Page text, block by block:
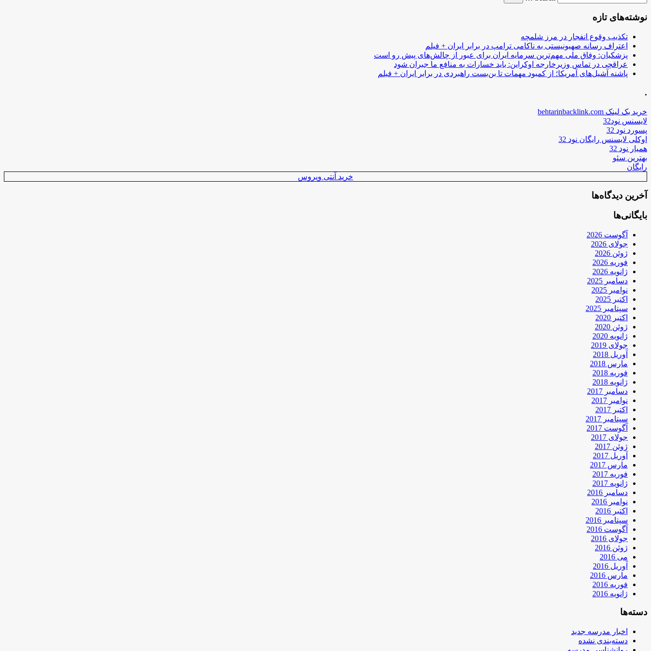
نوشته‌های تازه
تکذیب وقوع انفجار در مرز شلمچه
اعتراف رسانه صهیونیستی به ناکامی ترامپ در برابر ایران + فیلم
پزشکیان: وفاق ملی مهم‌ترین سرمایه ایران برای عبور از چالش‌های پیش رو است
عراقچی در تماس وزیرخارجه اوکراین: باید خسارات به منافع ما جبران شود
پاشنه آشیل‌های آمریکا؛ از کمبود مهمات تا بن‌بست راهبردی در برابر ایران + فیلم
.
خرید بک لینک behtarinbacklink.com
لایسنس نود32
پسورد نود 32
اوکلی لایسنس رایگان نود 32
همیار نود 32
بهترین سئو
رایگان
خرید آنتی ویروس
آخرین دیدگاه‌ها
بایگانی‌ها
آگوست 2026
جولای 2026
ژوئن 2026
فوریه 2026
ژانویه 2026
دسامبر 2025
نوامبر 2025
اکتبر 2025
سپتامبر 2025
اکتبر 2020
ژوئن 2020
ژانویه 2020
جولای 2019
آوریل 2018
مارس 2018
فوریه 2018
ژانویه 2018
دسامبر 2017
نوامبر 2017
اکتبر 2017
سپتامبر 2017
آگوست 2017
جولای 2017
ژوئن 2017
آوریل 2017
مارس 2017
فوریه 2017
ژانویه 2017
دسامبر 2016
نوامبر 2016
اکتبر 2016
سپتامبر 2016
آگوست 2016
جولای 2016
ژوئن 2016
می 2016
آوریل 2016
مارس 2016
فوریه 2016
ژانویه 2016
دسته‌ها
اخبار مدرسه جدید
دسته‌بندی نشده